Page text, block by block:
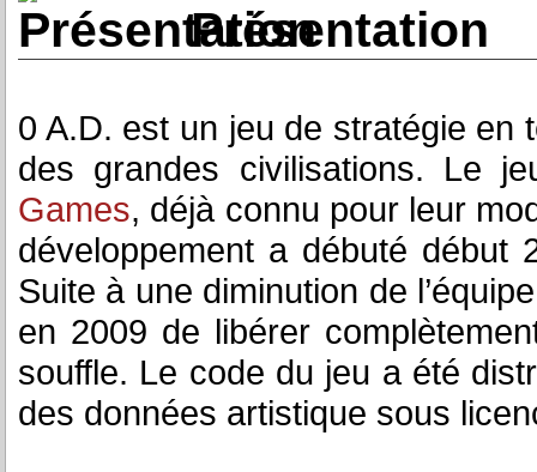
Présentation
0 A.D. est un jeu de stratégie en
des grandes civilisations. Le
Games, déjà connu pour leur
développement a débuté début
Suite à une diminution de
en 2009 de libérer
souffle. Le code du jeu a été
des données artistique sous